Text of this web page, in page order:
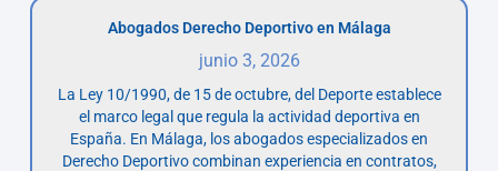
Abogados Derecho Deportivo en Málaga
junio 3, 2026
La Ley 10/1990, de 15 de octubre, del Deporte establece
el marco legal que regula la actividad deportiva en
España. En Málaga, los abogados especializados en
Derecho Deportivo combinan experiencia en contratos,